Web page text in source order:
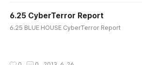
Hwp 때문에 윈도를 써야했던 왠지 모를 거지같은 패배감
을 한번 덜 느낄 수 있다. 정품! 할 수만 있다면 사서 쓰자.
6.25 CyberTerror Report
6.25 BLUE HOUSE CyberTerror Report